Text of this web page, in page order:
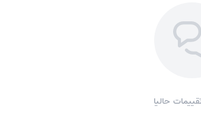
حاليا